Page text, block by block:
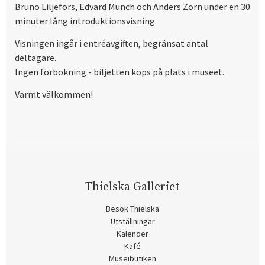
Bruno Liljefors, Edvard Munch och Anders Zorn under en 30
minuter lång introduktionsvisning.
Visningen ingår i entréavgiften, begränsat antal
deltagare.
Ingen förbokning - biljetten köps på plats i museet.
Varmt välkommen!
Thielska Galleriet
Besök Thielska
Utställningar
Kalender
Kafé
Museibutiken